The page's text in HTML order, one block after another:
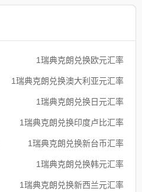
1瑞典克朗兑换欧元汇率
1瑞典克朗兑换澳大利亚元汇率
1瑞典克朗兑换日元汇率
1瑞典克朗兑换印度卢比汇率
1瑞典克朗兑换新台币汇率
1瑞典克朗兑换韩元汇率
1瑞典克朗兑换新西兰元汇率